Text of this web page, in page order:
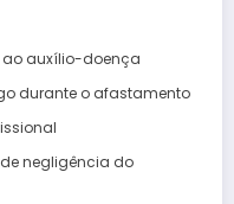
auxílio-doença
durante o afastamento
negligência do